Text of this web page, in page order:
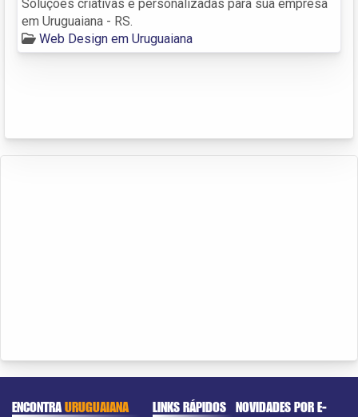
Soluções criativas e personalizadas para sua empresa
em Uruguaiana - RS.
Web Design em Uruguaiana
ENCONTRAURUGUAIANA LINKS RÁPIDOS NOVIDADES POR E-